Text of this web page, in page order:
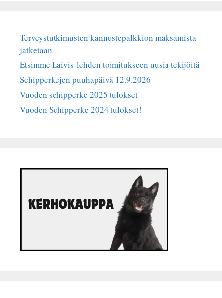
Terveystutkimusten kannustepalkkion maksamista
jatketaan
Etsimme Laivis-lehden toimitukseen uusia tekijöitä
Schipperkejen puuhapäivä 12.9.2026
Vuoden schipperke 2025 tulokset
Vuoden Schipperke 2024 tulokset!